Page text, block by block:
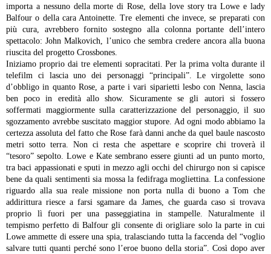
importa a nessuno della morte di Rose, della love story tra Lowe e lady
Balfour o della cara Antoinette. Tre elementi che invece, se preparati con
più cura, avrebbero fornito sostegno alla colonna portante dell’intero
spettacolo: John Malkovich, l’unico che sembra credere ancora alla buona
riuscita del progetto Crossbones.
Iniziamo proprio dai tre elementi sopracitati. Per la prima volta durante il
telefilm ci lascia uno dei personaggi “principali”. Le virgolette sono
d’obbligo in quanto Rose, a parte i vari siparietti lesbo con Nenna, lascia
ben poco in eredità allo show. Sicuramente se gli autori si fossero
soffermati maggiormente sulla caratterizzazione del personaggio, il suo
sgozzamento avrebbe suscitato maggior stupore. Ad ogni modo abbiamo la
certezza assoluta del fatto che Rose farà danni anche da quel baule nascosto
metri sotto terra. Non ci resta che aspettare e scoprire chi troverà il
“tesoro” sepolto. Lowe e Kate sembrano essere giunti ad un punto morto,
tra baci appassionati e sputi in mezzo agli occhi del chirurgo non si capisce
bene da quali sentimenti sia mossa la fedifraga mogliettina. La confessione
riguardo alla sua reale missione non porta nulla di buono a Tom che
addirittura riesce a farsi sgamare da James, che guarda caso si trovava
proprio lì fuori per una passeggiatina in stampelle. Naturalmente il
tempismo perfetto di Balfour gli consente di origliare solo la parte in cui
Lowe ammette di essere una spia, tralasciando tutta la faccenda del “voglio
salvare tutti quanti perché sono l’eroe buono della storia”. Così dopo aver